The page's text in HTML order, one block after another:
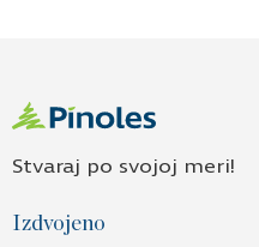
Stvaraj po svojoj meri!
Izdvojeno